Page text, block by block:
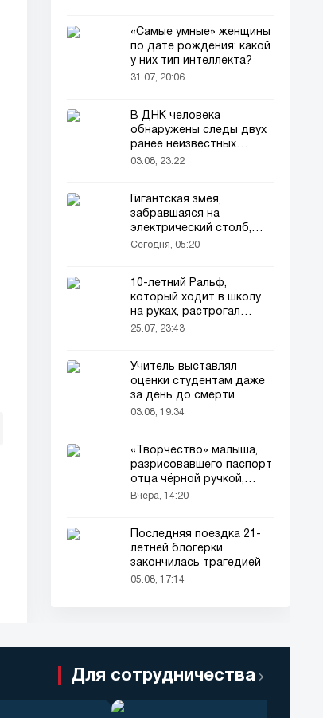
«Самые умные» женщины
по дате рождения: какой
у них тип интеллекта?
31.07, 20:06
В ДНК человека
обнаружены следы двух
ранее неизвестных
предков
03.08, 23:22
Гигантская змея,
забравшаяся на
электрический столб,
погибла от удара током
Сегодня, 05:20
10-летний Ральф,
который ходит в школу
на руках, растрогал
пользователей соцсетей
25.07, 23:43
Учитель выставлял
оценки студентам даже
за день до смерти
03.08, 19:34
«Творчество» малыша,
разрисовавшего паспорт
отца чёрной ручкой,
привлекло всеобщее
Вчера, 14:20
Последняя поездка 21-
летней блогерки
закончилась трагедией
05.08, 17:14
Для сотрудничества